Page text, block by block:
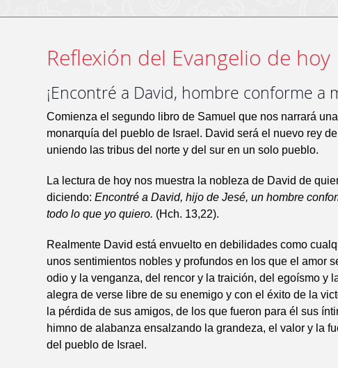
Reflexión del Evangelio de hoy
¡Encontré a David, hombre conforme a
Comienza el segundo libro de Samuel que nos narrará
monarquía del pueblo de Israel. David será el nuevo rey
uniendo las tribus del norte y del sur en un solo pueblo.
La lectura de hoy nos muestra la nobleza de David de
diciendo: Encontré a David, hijo de Jesé, un hombre
todo lo que yo quiero. (Hch. 13,22).
Realmente David está envuelto en debilidades como
unos sentimientos nobles y profundos en los que el amor
odio y la venganza, del rencor y la traición, del egoísmo y
alegra de verse libre de su enemigo y con el éxito de la
la pérdida de sus amigos, de los que fueron para él sus
himno de alabanza ensalzando la grandeza, el valor y la
del pueblo de Israel.